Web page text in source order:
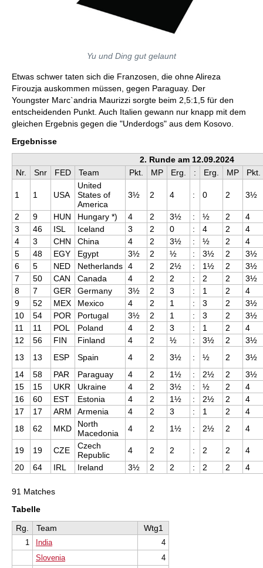
Yu und Ding gut gelaunt
Etwas schwer taten sich die Franzosen, die ohne Alireza
Firouzja auskommen müssen, gegen Paraguay. Der
Youngster Marc`andria Maurizzi sorgte beim 2,5:1,5 für den
entscheidenden Punkt. Auch Italien gewann nur knapp mit dem
gleichen Ergebnis gegen die "Underdogs" aus dem Kosovo.
Ergebnisse
2. Runde am 12.09.2024
Nr.
Snr FED Team Pkt. MP Erg. : Erg. MP Pkt.
1 1 USA
United
States of
America
3½ 2 4 : 0 2 3½
2 9 HUN Hungary *) 4 2 3½ : ½ 2
4
3
46 ISL Iceland 3 2 0 : 4 2
4
4
3 CHN China 4 2 3½ : ½ 2
4
5
48 EGY Egypt 3½ 2 ½ : 3½ 2
3½
6
5 NED Netherlands 4 2 2½ : 1½ 2
3½
7
50 CAN Canada 4 2 2 : 2 2
3½
8
7 GER Germany 3½ 2 3 : 1 2
4
9
52 MEX Mexico 4 2 1 : 3 2
3½
10
54 POR Portugal 3½ 2 1 : 3 2
3½
11
11 POL Poland 4 2 3 : 1 2
4
12
56 FIN Finland 4 2 ½ : 3½ 2
3½
13
13 ESP Spain 4 2 3½ : ½ 2
3½
14
58 PAR Paraguay 4 2 1½ : 2½ 2
3½
15
15 UKR Ukraine 4 2 3½ : ½ 2
4
16
60 EST Estonia 4 2 1½ : 2½ 2
4
17
17 ARM Armenia 4 2 3 : 1 2
4
18
62 MKD
North
Macedonia
4 2 1½ : 2½ 2 4
19 19 CZE
Czech
Republic
4 2 2 : 2 2
4
20
64 IRL Ireland 3½ 2 2 : 2 2 4
91 Matches
Tabelle
Rg.
Team Wtg1
1 India
4
Slovenia
4